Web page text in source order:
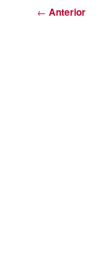
Navegación
← Anterior